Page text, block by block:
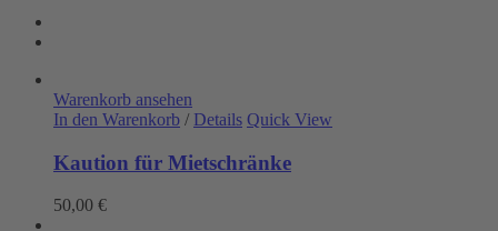
Warenkorb ansehen
In den Warenkorb / Details Quick View
Kaution für Mietschränke
50,00 €